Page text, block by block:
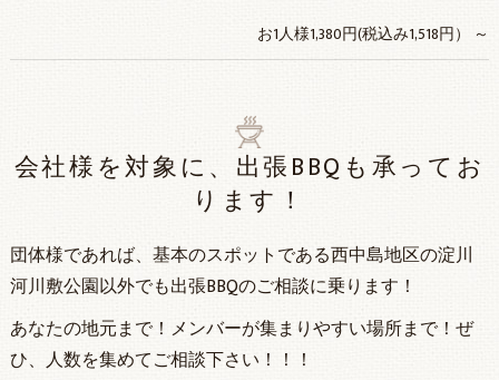
お1人様1,380円(税込み1,518円） ～
会社様を対象に、出張BBQも承ってお
ります！
団体様であれば、基本のスポットである西中島地区の淀川
河川敷公園以外でも出張BBQのご相談に乗ります！
あなたの地元まで！メンバーが集まりやすい場所まで！ぜ
ひ、人数を集めてご相談下さい！！！